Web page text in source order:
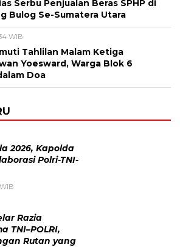
Serbu Penjualan Beras SPHP di
Bulog Se-Sumatera Utara
WIB
Tahlilan Malam Ketiga
Yoesward, Warga Blok 6
Doa
2026, Kapolda
Polri-TNI-
Razia
TNI–POLRI,
Rutan yang